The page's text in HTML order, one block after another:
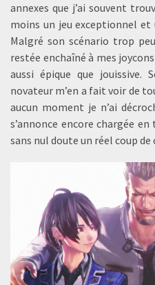
annexes que j’ai souvent
moins un jeu exceptionnel et
Malgré son scénario trop
restée enchaîné à mes
aussi épique que jouissive.
novateur m’en a fait voir de
aucun moment je n’ai
s’annonce encore chargée
sans nul doute un réel coup